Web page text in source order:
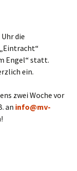
die
Engel“ statt.
ein.
zwei Woche vor
an info@mv-